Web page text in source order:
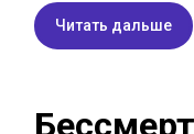
Читать дальше